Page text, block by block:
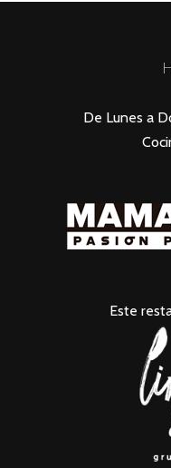
De Lunes a
Este